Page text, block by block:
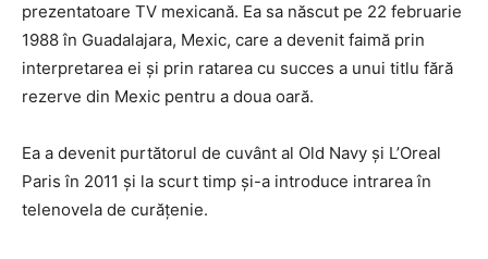
prezentatoare TV mexicană. Ea sa născut pe 22 februarie
1988 în Guadalajara, Mexic, care a devenit faimă prin
interpretarea ei și prin ratarea cu succes a unui titlu fără
rezerve din Mexic pentru a doua oară.
Ea a devenit purtătorul de cuvânt al Old Navy și L’Oreal
Paris în 2011 și la scurt timp și-a introduce intrarea în
telenovela de curățenie.